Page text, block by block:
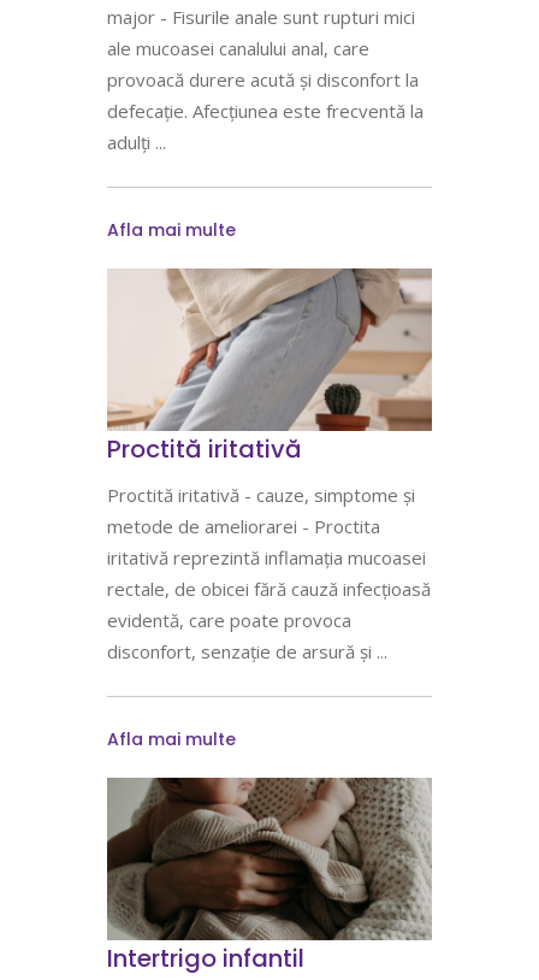
major - Fisurile anale sunt rupturi mici
ale mucoasei canalului anal, care
provoacă durere acută și disconfort la
defecație. Afecțiunea este frecventă la
adulți
Afla mai multe
Proctită iritativă
Proctită iritativă - cauze, simptome și
metode de ameliorarei - Proctita
iritativă reprezintă inflamația mucoasei
rectale, de obicei fără cauză infecțioasă
evidentă, care poate provoca
disconfort, senzație de arsură și
Afla mai multe
Intertrigo infantil